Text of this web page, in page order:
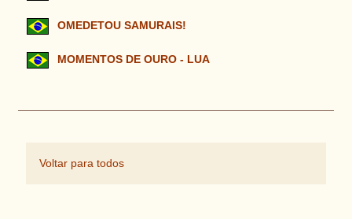
OMEDETOU SAMURAIS!
MOMENTOS DE OURO - LUA
Voltar para todos